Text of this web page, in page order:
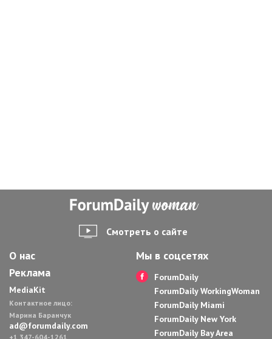
Смотреть о сайте
О нас
Реклама
MediaKit
Контактное лицо:
Марина Баранчук
ad@forumdaily.com
+1 347-604-1261
Мы в соцсетях
ForumDaily
ForumDaily WorkingWoman
ForumDaily Miami
ForumDaily New York
ForumDaily Bay Area